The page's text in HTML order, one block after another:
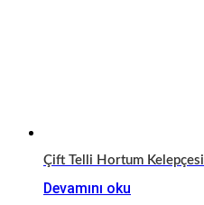
Çift Telli Hortum Kelepçesi
Devamını oku